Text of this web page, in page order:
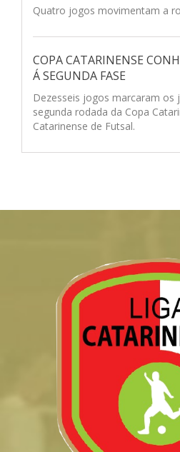
Quatro jogos movimentam a
COPA CATARINENSE
Á SEGUNDA FASE
Dezesseis jogos marcaram os
segunda rodada da Copa
Catarinense de Futsal.